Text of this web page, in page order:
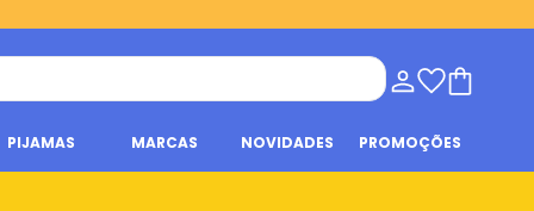
PIJAMAS MARCAS NOVIDADES PROMOÇÕES